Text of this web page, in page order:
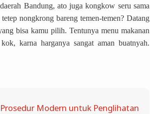
Bandung, ato juga kongkow seru sama
nongkrong bareng temen-temen? Datang
bisa kamu pilih. Tentunya menu makanan
karna harganya sangat aman buatnyah.
Modern untuk Penglihatan